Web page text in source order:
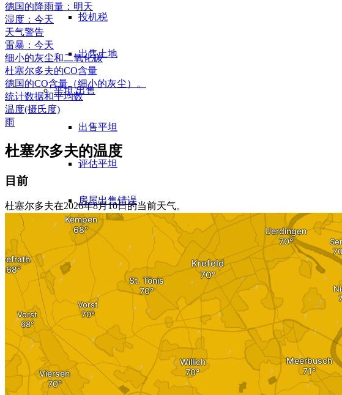
投机税
出售土地
平坦出售
出售平坦
评估平坦
房屋出售错误
出售来自 WEG
出售公寓的经验
公寓楼
出售公寓楼
公寓楼评估
德国的降雨量：明天
湿度：今天
天气警告
雷暴：今天
细小的灰尘和二氧化碳
杜塞尔多夫的CO含量
德国的CO含量（细小的灰尘）。
统计数据和平均数
温度(摄氏度)
雨
杜塞尔多夫的温度
目前
杜塞尔多夫在2026年8月10日的当前天气。